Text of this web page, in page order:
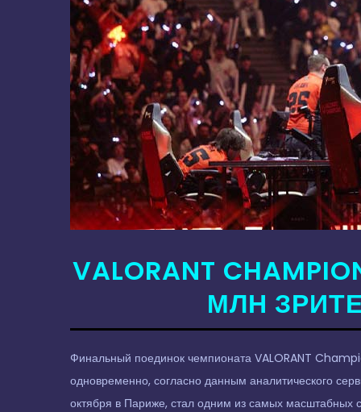
VALORANT
МЛН
Финальный поединок чемпионата VALORANT
одновременно, согласно данным аналитического
октября в Париже, стал одним из самых масштабных